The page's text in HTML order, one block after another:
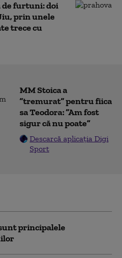
furtuni: doi
prin unele
trece cu
MM Stoica a
”tremurat” pentru fiica
sa Teodora: ”Am fost
sigur că nu poate”
Descarcă aplicația Digi
Sport
principalele